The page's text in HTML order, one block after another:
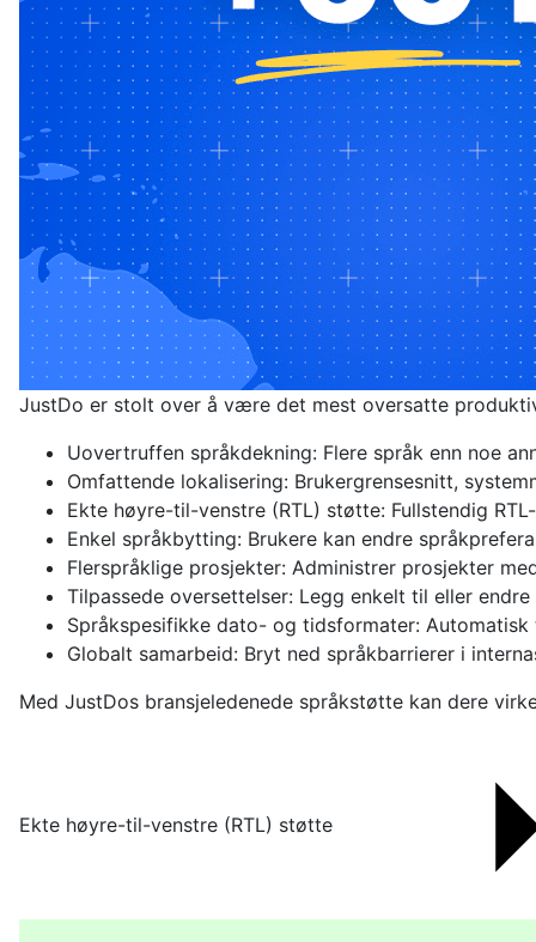
JustDo er stolt over å være det mest oversatte
Uovertruffen språkdekning: Flere språk enn noe
Omfattende lokalisering: Brukergrensesnitt,
Ekte høyre-til-venstre (RTL) støtte: Fullstendig
Enkel språkbytting: Brukere kan endre
Flerspråklige prosjekter: Administrer prosjekter
Tilpassede oversettelser: Legg enkelt til eller
Språkspesifikke dato- og tidsformater:
Globalt samarbeid: Bryt ned språkbarrierer i
Med JustDos bransjeledenede språkstøtte kan dere
Ekte høyre-til-venstre (RTL) støtte